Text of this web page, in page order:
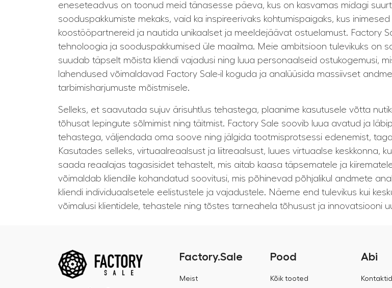
eneseteadvus on toonud meid tänasesse päeva, kus on kasvamas midagi
sooduspakkumiste mekaks, vaid ka inspireerivaks kohtumispaigaks, kus
koostööpartnereid ja nautida unikaalset ja meeldejäävat ostuelamust. Factory
tehnoloogia ja sooduspakkumised üle maailma. Meie ambitsioon tulevikuks on
suudab täpselt mõista kliendi vajadusi ning luua personaalseid ostukogemusi,
lahendused võimaldavad Factory Sale-il koguda ja analüüsida massiivset
tarbimisharjumuste mõistmisele.
Selleks, et saavutada sujuv ärisuhtlus tehastega, plaanime kasutusele võtta
tõhusat lepingute sõlmimist ning täitmist. Factory Sale soovib luua avatud ja
tehastega, väljendada oma soove ning jälgida tootmisprotsessi edenemist,
Kasutades selleks, virtuaalreaalsust ja liitreaalsust, luues virtuaalse keskkonna,
saada reaalajas tagasisidet tehastelt, mis aitab kaasa täpsematele ja
võimaldab kliendile kohandatud soovitusi, mis põhinevad põhjalikul andmete
kliendi individuaalsetele eelistustele ja vajadustele. Näeme end tulevikus kui
võimalusi klientidele, tehastele ning tõstes tarneahela tõhusust ja innovatsiooni
Factory.Sale
Meist
Pood
Kõik tooted
Abi
Kontaktid